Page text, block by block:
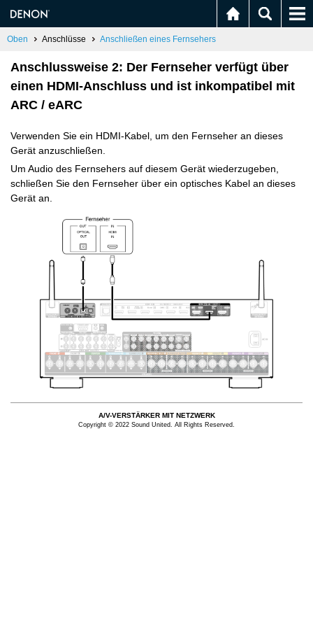
Oben Anschlüsse Anschließen eines Fernsehers
Anschlussweise 2: Der Fernseher verfügt über
einen HDMI-Anschluss und ist inkompatibel mit
ARC / eARC
Verwenden Sie ein HDMI-Kabel, um den Fernseher an dieses
Gerät anzuschließen.
Um Audio des Fernsehers auf diesem Gerät wiederzugeben,
schließen Sie den Fernseher über ein optisches Kabel an dieses
Gerät an.
A/V-VERSTÄRKER MIT NETZWERK
Copyright © 2022 Sound United. All Rights Reserved.